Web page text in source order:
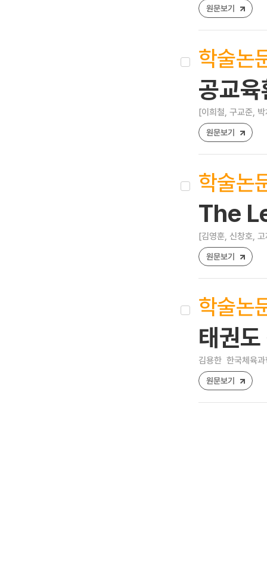
원문보기
학술논
공교
[이희철, 구교준,
원문보기
학술논
The
[김영훈, 신창호,
원문보기
학술논
태권
김용한 한국체육
원문보기